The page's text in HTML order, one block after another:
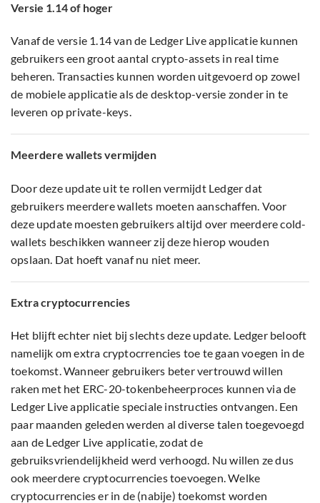
Versie 1.14 of hoger
Vanaf de versie 1.14 van de Ledger Live applicatie kunnen
gebruikers een groot aantal crypto-assets in real time
beheren. Transacties kunnen worden uitgevoerd op zowel
de mobiele applicatie als de desktop-versie zonder in te
leveren op private-keys.
Meerdere wallets vermijden
Door deze update uit te rollen vermijdt Ledger dat
gebruikers meerdere wallets moeten aanschaffen. Voor
deze update moesten gebruikers altijd over meerdere cold-
wallets beschikken wanneer zij deze hierop wouden
opslaan. Dat hoeft vanaf nu niet meer.
Extra cryptocurrencies
Het blijft echter niet bij slechts deze update. Ledger belooft
namelijk om extra cryptocrrencies toe te gaan voegen in de
toekomst. Wanneer gebruikers beter vertrouwd willen
raken met het ERC-20-tokenbeheerproces kunnen via de
Ledger Live applicatie speciale instructies ontvangen. Een
paar maanden geleden werden al diverse talen toegevoegd
aan de Ledger Live applicatie, zodat de
gebruiksvriendelijkheid werd verhoogd. Nu willen ze dus
ook meerdere cryptocurrencies toevoegen. Welke
cryptocurrencies er in de (nabije) toekomst worden